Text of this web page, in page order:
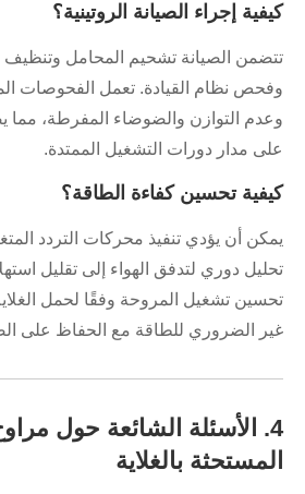
كيفية إجراء الصيانة الروتينية؟
تتضمن الصيانة تشحيم المحامل
وفحص نظام القيادة. تعمل الفحوصات
وعدم التوازن والضوضاء المفرطة، مما
على مدار دورات التشغيل الممتدة.
كيفية تحسين كفاءة الطاقة؟
تحليل دوري لتدفق الهواء إلى تقليل
تحسين تشغيل المروحة وفقًا لحمل
غير الضروري للطاقة مع الحفاظ على
4. الأسئلة الشائعة حول
المستحثة بالغلاية